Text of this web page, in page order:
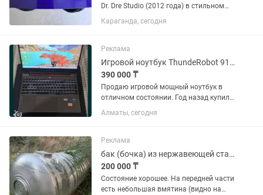
Dr. Dre Studio (2012 года) в стильном
фиолетовом цвете. Состояние: –
Хорошее, аккуратное использование –
незначительные...
Караганда, сегодня
Реклама
Игровой ноутбук ThundeRobot 911 X Wild Hunter G2 Pro 15.6 / 16 Гб / S
390 000 ₸
Продаю игровой мощный ноутбук в
отличном состоянии. Год назад купил,
но не так много пользовались.
Процессор Процессор Intel Core i5-
NVIDIA GeForce RTX 4060 Тип...
Алматы, сегодня
Реклама
бак (бочка) из нержавеющей стали/Тот баспайтын су бочкасы
200 000 ₸
Состояние хорошее. На передней части
есть небольшая вмятина (видно на